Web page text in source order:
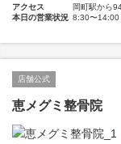
アクセス
岡町駅から
本日の営業状況 8:30〜14:00
店舗公式
恵メグミ整骨院